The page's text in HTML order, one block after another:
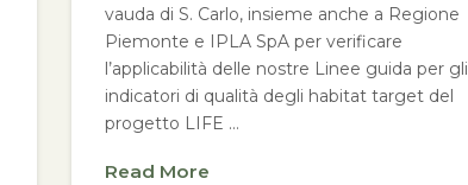
vauda di S. Carlo, insieme anche a Regione
Piemonte e IPLA SpA per verificare
l’applicabilità delle nostre Linee guida per gli
indicatori di qualità degli habitat target del
progetto LIFE …
Read More